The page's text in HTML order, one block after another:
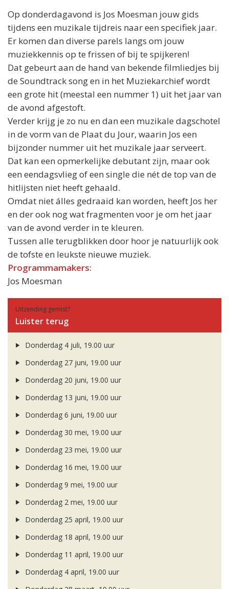
Op donderdagavond is Jos Moesman jouw gids
tijdens een muzikale tijdreis naar een specifiek jaar.
Er komen dan diverse parels langs om jouw
muziekkennis op te frissen of bij te spijkeren!
Dat gebeurt aan de hand van bekende filmliedjes bij
de Soundtrack song en in het Muziekarchief wordt
een grote hit (meestal een nummer 1) uit het jaar van
de avond afgestoft.
Verder krijg je zo nu en dan een muzikale dagschotel
in de vorm van de Plaat du Jour, waarin Jos een
bijzonder nummer uit het muzikale jaar serveert.
Dat kan een opmerkelijke debutant zijn, maar ook
een eendagsvlieg of een single die nét de top van de
hitlijsten niet heeft gehaald.
Omdat niet álles gedraaid kan worden, heeft Jos her
en der ook nog wat fragmenten voor je om het jaar
van de avond verder in te kleuren.
Tussen alle terugblikken door hoor je natuurlijk ook
de tofste en leukste nieuwe muziek.
Programmamakers:
Jos Moesman
Uitzending gemist?
Luister terug
Donderdag 4 juli, 19.00 uur
Donderdag 27 juni, 19.00 uur
Donderdag 20 juni, 19.00 uur
Donderdag 13 juni, 19.00 uur
Donderdag 6 juni, 19.00 uur
Donderdag 30 mei, 19.00 uur
Donderdag 23 mei, 19.00 uur
Donderdag 16 mei, 19.00 uur
Donderdag 9 mei, 19.00 uur
Donderdag 2 mei, 19.00 uur
Donderdag 25 april, 19.00 uur
Donderdag 18 april, 19.00 uur
Donderdag 11 april, 19.00 uur
Donderdag 4 april, 19.00 uur